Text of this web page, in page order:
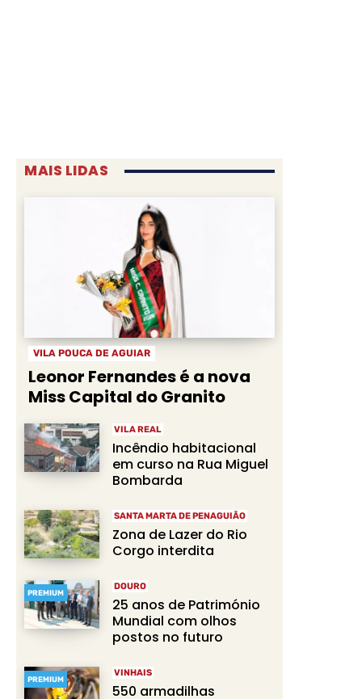
MAIS LIDAS
VILA POUCA DE AGUIAR
Leonor Fernandes é a nova
Miss Capital do Granito
VILA REAL
Incêndio habitacional
em curso na Rua Miguel
Bombarda
SANTA MARTA DE PENAGUIÃO
Zona de Lazer do Rio
Corgo interdita
PREMIUM
DOURO
25 anos de Património
Mundial com olhos
postos no futuro
PREMIUM
VINHAIS
550 armadilhas